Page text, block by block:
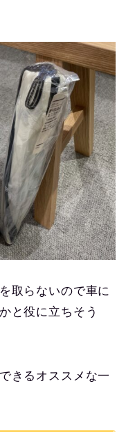
取らないので車に
と役に立ちそう
きるオススメな一